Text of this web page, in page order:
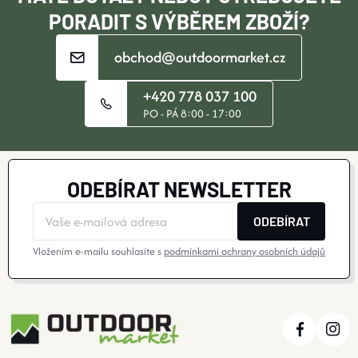
PORADIT S VÝBĚREM ZBOŽÍ?
obchod@outdoormarket.cz
+420 778 037 100
PO - PÁ 8:00 - 17:00
ODEBÍRAT NEWSLETTER
ODEBÍRAT
Vložením e-mailu souhlasíte s podmínkami ochrany osobních údajů